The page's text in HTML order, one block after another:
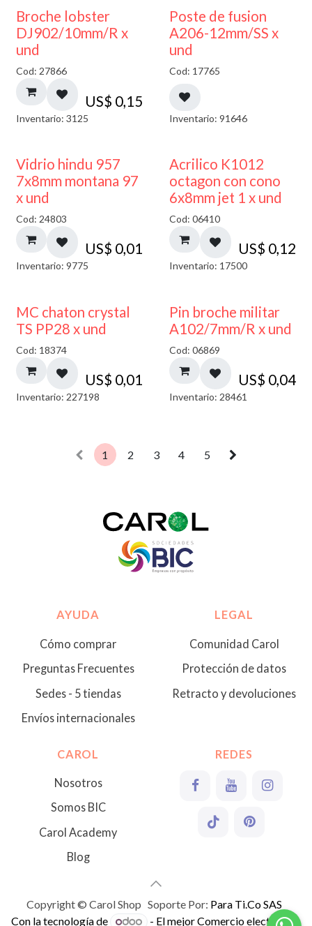
Broche lobster
DJ902/10mm/R x
und
Cod: 27866
US$ 0,15
Inventario: 3125
Poste de fusion
A206-12mm/SS x
und
Cod: 17765
Inventario: 91646
40% DESCUENTO
Vidrio hindu 957
7x8mm montana 97
x und
Cod: 24803
US$ 0,01
Inventario: 9775
Acrilico K1012
octagon con cono
6x8mm jet 1 x und
Cod: 06410
US$ 0,12
Inventario: 17500
MC chaton crystal
TS PP28 x und
Cod: 18374
US$ 0,01
Inventario: 227198
Pin broche militar
A102/7mm/R x und
Cod: 06869
US$ 0,04
Inventario: 28461
1 2 3 4 5
AYUDA
Cómo comprar
Preguntas Frecuentes
Sedes - 5 tiendas
Envíos internacionales
LEGAL
Comunidad Carol
Protección de datos
Retracto y devoluciones
CAROL
Nosotros
Somos BIC
Carol Academy
Blog
REDES
Copyright © Carol Shop Soporte Por: Para Ti.Co SAS
Con la tecnología de
- El mejorComercio electrónico